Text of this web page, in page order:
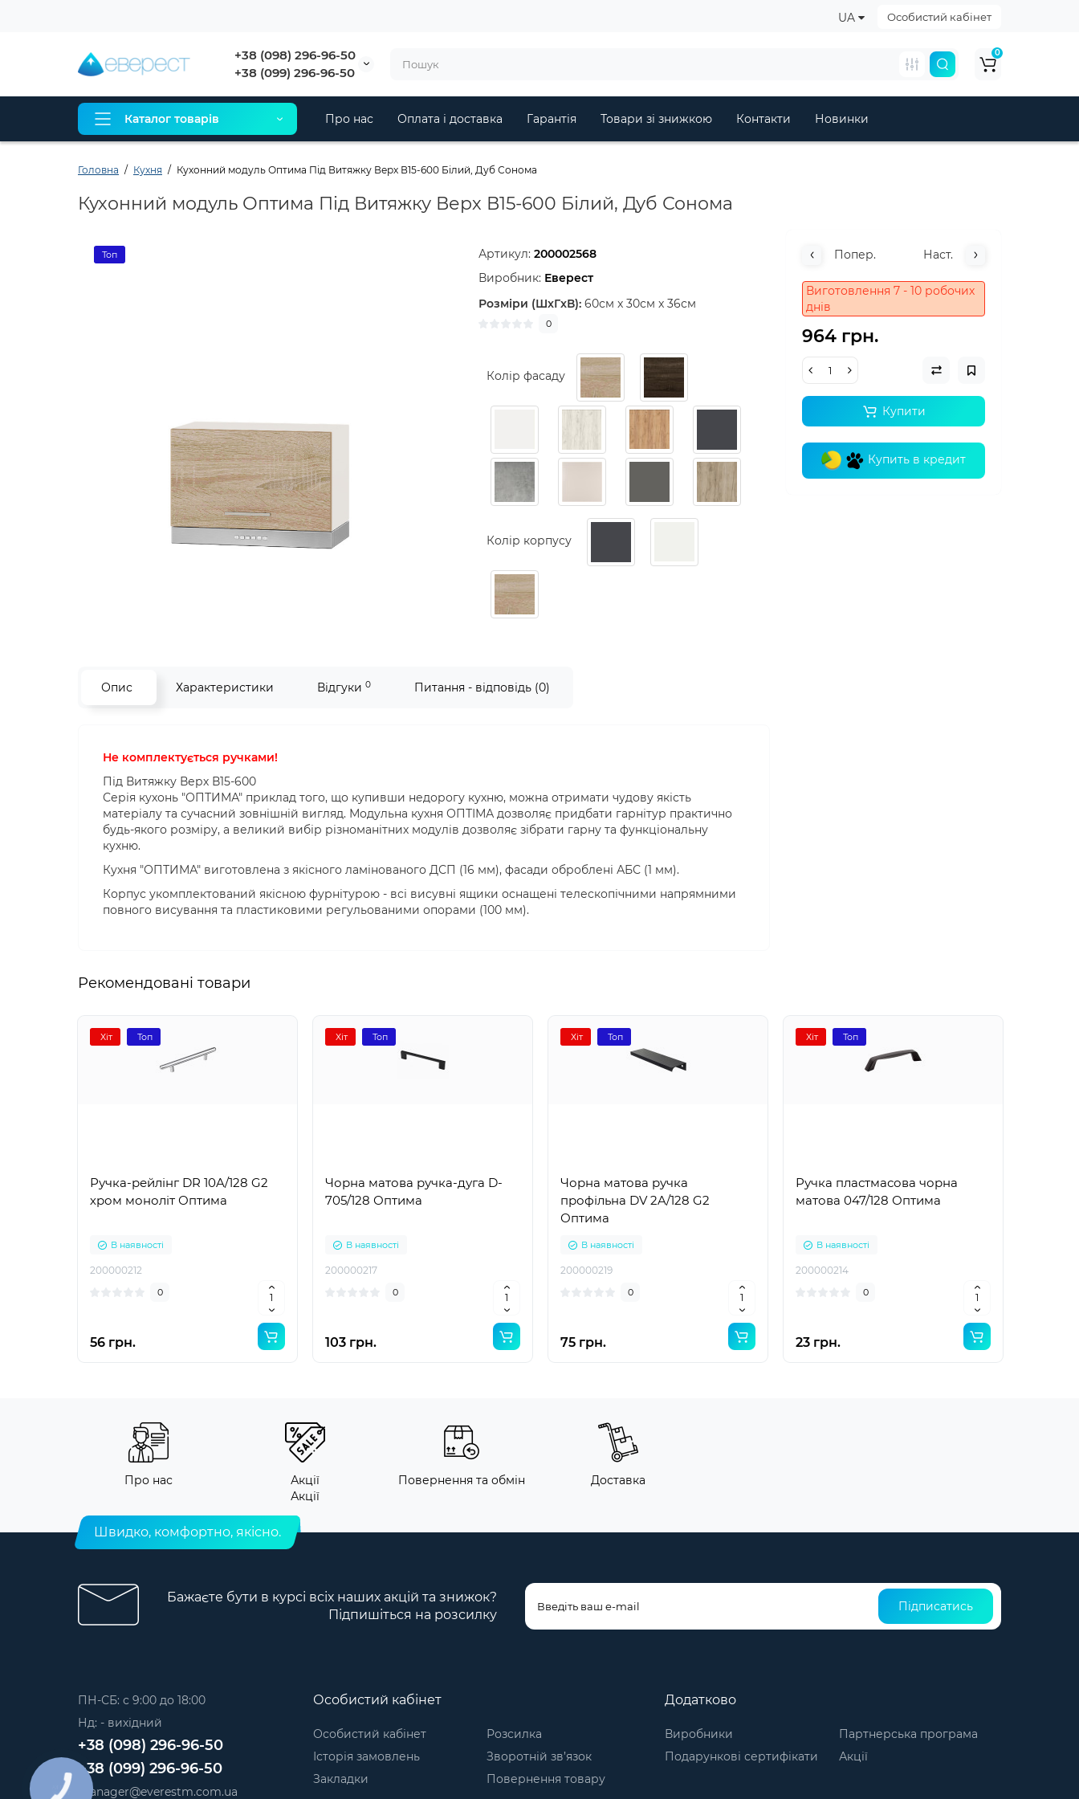
Особистий кабінет
UA
+38 (098) 296-96-50
+38 (099) 296-96-50
0
Каталог товарів Про нас Оплата і доставка Гарантія Товари зі знижкою Контакти Новинки
Головна Кухня Кухонний модуль Оптима Під Витяжку Верх В15-600 Білий, Дуб Сонома
Кухонний модуль Оптима Під Витяжку Верх В15-600 Білий, Дуб Сонома
Топ Артикул:200002568
Виробник: Еверест
Розміри (ШxГxВ): 60см x 30см x 36см
0
Колір фасаду
Колір корпусу
Попер. Наст.
Виготовлення 7 - 10 робочих
днів
964 грн.
Купити
Купить в кредит
Опис Характеристики Відгуки 0 Питання - відповідь (0)
Не комплектується ручками!
Під Витяжку Верх В15-600
Серія кухонь "ОПТИМА" приклад того, що купивши недорогу кухню, можна отримати чудову якість
матеріалу та сучасний зовнішній вигляд. Модульна кухня ОПТІМА дозволяє придбати гарнітур практично
будь-якого розміру, а великий вибір різноманітних модулів дозволяє зібрати гарну та функціональну
кухню.
Кухня "ОПТИМА" виготовлена ​​з якісного ламінованого ДСП (16 мм), фасади оброблені АБС (1 мм).
Корпус укомплектований якісною фурнітурою - всі висувні ящики оснащені телескопічними напрямними
повного висування та пластиковими регульованими опорами (100 мм).
Рекомендовані товари
Хіт Топ
Ручка-рейлінг DR 10A/128 G2
хром моноліт Оптима
В наявності
200000212
0
56 грн.
Хіт Топ
Чорна матова ручка-дуга D-
705/128 Оптима
В наявності
200000217
0
103 грн.
Хіт Топ
Чорна матова ручка
профільна DV 2A/128 G2
Оптима
В наявності
200000219
0
75 грн.
Хіт Топ
Ручка пластмасова чорна
матова 047/128 Оптима
В наявності
200000214
0
23 грн.
Про нас
Акції
Акції
Повернення та обмін Доставка
Швидко, комфортно, якісно.
Бажаєте бути в курсі всіх наших акцій та знижок?
Підпишіться на розсилку
Підписатись
ПН-СБ: с 9:00 до 18:00
Нд: - вихідний
+38 (098) 296-96-50
+38 (099) 296-96-50
manager@everestm.com.ua
Особистий кабінет
Особистий кабінет
Історія замовлень
Закладки
Розсилка
Зворотній зв’язок
Повернення товару
Додатково
Виробники
Подарункові сертифікати
Партнерська програма
Акції
КНОПКА
ЗВ'ЯЗКУ